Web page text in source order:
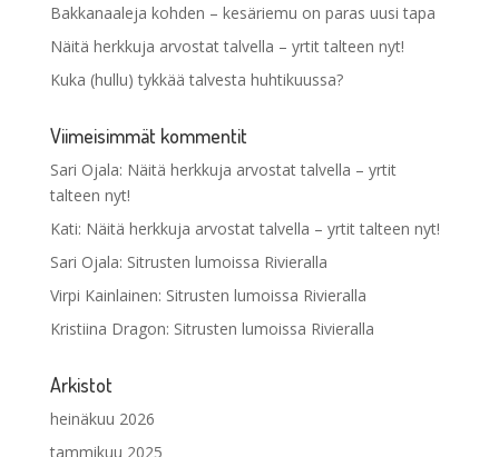
Bakkanaaleja kohden – kesäriemu on paras uusi tapa
Näitä herkkuja arvostat talvella – yrtit talteen nyt!
Kuka (hullu) tykkää talvesta huhtikuussa?
Viimeisimmät kommentit
Sari Ojala: Näitä herkkuja arvostat talvella – yrtit
talteen nyt!
Kati: Näitä herkkuja arvostat talvella – yrtit talteen nyt!
Sari Ojala: Sitrusten lumoissa Rivieralla
Virpi Kainlainen: Sitrusten lumoissa Rivieralla
Kristiina Dragon: Sitrusten lumoissa Rivieralla
Arkistot
heinäkuu 2026
tammikuu 2025